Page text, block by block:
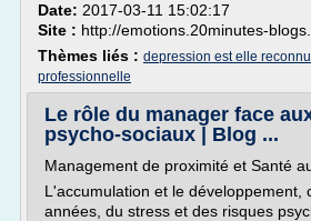
Date: 2017-03-11 15:02:17
Site : http://emotions.20minutes-
Thèmes liés : depression est elle
professionnelle
Le rôle du manager face
psycho-sociaux | Blog ...
Management de proximité et Santé
L'accumulation et le développement,
années, du stress et des risques